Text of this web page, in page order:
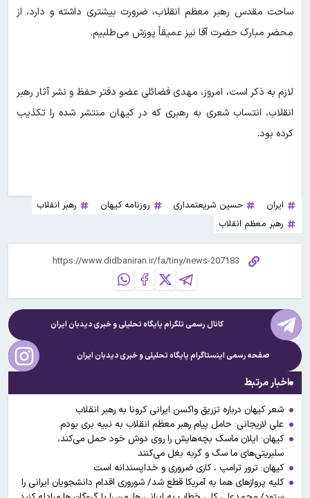
ساحت مقدس رهبر معظم انقلاب، ضرورت بیشتری داشته و دارد، از
محضر مبارک حضرت آقا نیز عمیقاً پوزش می‌طلبیم.
لازم به ذکر است، امروز، مهدی فضائلی عضو دفتر حفظ و نشر آثار رهبر
انقلاب، انتساب شعری به رهبری که در کیهان منتشر شده را تکذیب
کرده بود.
ایران حسین شریعتمداری روزنامه کیهان
رهبر انقلاب
رهبر معظم انقلاب
کانال رسمی تلگرام پایگاه تحلیلی و خبریدیدبان ایران
صفحه رسمی اینستاگرام پایگاه تحلیلی و خبریدیدبان ایران
اخبار مرتبط
شعر کیهان درباره تزریق واکسن ایرانی کرونا به رهبر انقلاب
علی لاریجانی: حامل پیام رهبر معظم انقلاب به نبیه بری بودم
کیهان: ایلان ماسک بچه‌هایش را روی دوش خود حمل می‌کند،
سلبریتی‌های ما سگ و گربه بغل می‌کنند
کیهان: ترور ترامپ ، کاری ضروری و خداپسندانه است
کلیه پروازهای هما به آمریکا قطع شد/ شوروری اقدام دانشجویان ایرانی را